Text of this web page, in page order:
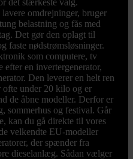
det stærkeste valg.
omdrejninger, bruger
belastning og fås med
Det gør den oplagt til
faste nødstrømsløsninger.
som computere, tv
efter en invertergenerator,
Den leverer en helt ren
under 20 kilo og er
de åbne modeller. Derfor er
sommerhus og festival. Går
kan du gå direkte til vores
velkendte EU-modeller
der spænder fra
dieselanlæg. Sådan vælger